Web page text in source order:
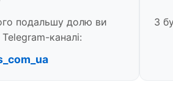
подальшу долю ви
каналі:
З